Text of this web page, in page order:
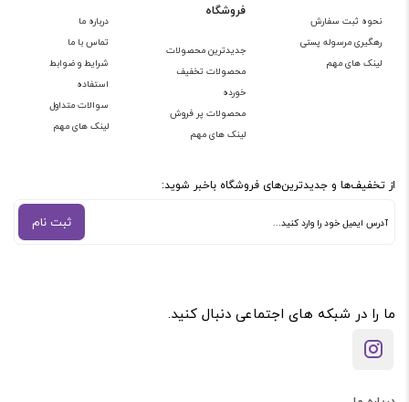
نحوه ثبت سفارش
رهگیری مرسوله پستی
لینک های مهم
فروشگاه
جدیدترین محصولات
محصولات تخفیف
خورده
محصولات پر فروش
لینک های مهم
درباره ما
تماس با ما
شرایط و ضوابط
استفاده
سوالات متداول
لینک های مهم
از تخفیف‌ها و جدیدترین‌های فروشگاه باخبر شوید:
ثبت نام
ما را در شبکه های اجتماعی دنبال کنید.